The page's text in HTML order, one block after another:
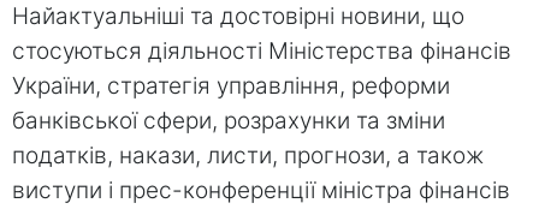
Найактуальніші та достовірні новини, що
стосуються діяльності Міністерства фінансів
України, стратегія управління, реформи
банківської сфери, розрахунки та зміни
податків, накази, листи, прогнози, а також
виступи і прес-конференції міністра фінансів